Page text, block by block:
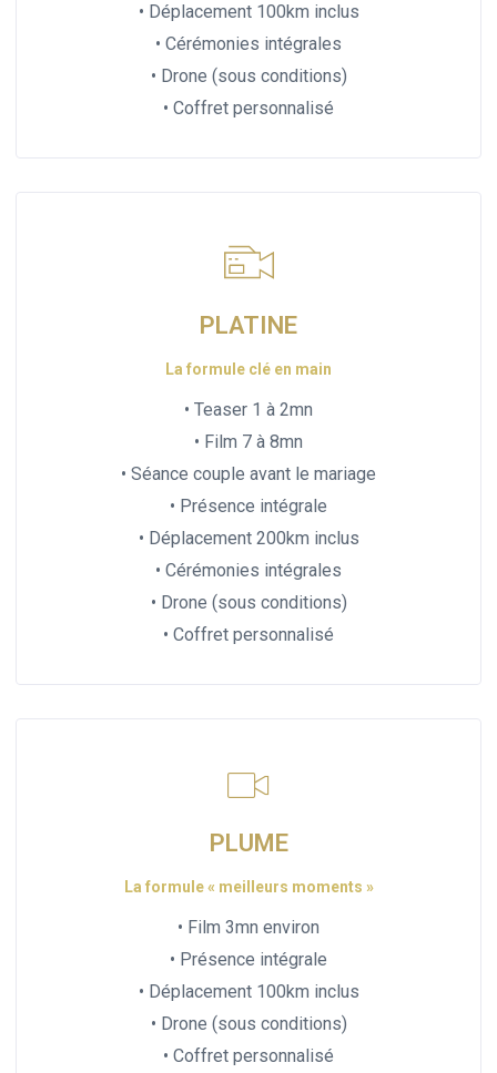
• Déplacement 100km inclus
• Cérémonies intégrales
• Drone (sous conditions)
• Coffret personnalisé
PLATINE
La formule clé en main
• Teaser 1 à 2mn
• Film 7 à 8mn
• Séance couple avant le mariage
• Présence intégrale
• Déplacement 200km inclus
• Cérémonies intégrales
• Drone (sous conditions)
• Coffret personnalisé
PLUME
La formule « meilleurs moments »
• Film 3mn environ
• Présence intégrale
• Déplacement 100km inclus
• Drone (sous conditions)
• Coffret personnalisé